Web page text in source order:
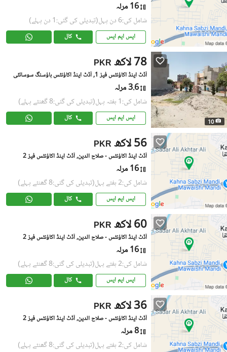
16 مرلہ
شامل کی:6 دن پہل (تبدیلی کی گئی:1 دن پہلے)
ایس ایم ایس کال
10
PKR 78 لاکھ
آڈٹ اینڈ اکاؤنٹس فیز 1, آڈٹ اینڈ اکاؤنٹس ہاؤسنگ سوسائٹی
3.6 مرلہ
شامل کی:1 ہفتہ پہل (تبدیلی کی گئی:8 گھنٹے پہلے)
ایس ایم ایس کال
PKR 56 لاکھ
آڈٹ اینڈ اکاؤنٹس - صلاح الدین, آڈٹ اینڈ اکاؤنٹس فیز 2
16 مرلہ
شامل کی:2 ہفتے پہل (تبدیلی کی گئی:8 گھنٹے پہلے)
ایس ایم ایس کال
PKR 60 لاکھ
آڈٹ اینڈ اکاؤنٹس - صلاح الدین, آڈٹ اینڈ اکاؤنٹس فیز 2
16 مرلہ
شامل کی:2 ہفتے پہل (تبدیلی کی گئی:8 گھنٹے پہلے)
ایس ایم ایس کال
PKR 36 لاکھ
آڈٹ اینڈ اکاؤنٹس - صلاح الدین, آڈٹ اینڈ اکاؤنٹس فیز 2
8 مرلہ
شامل کی:2 ہفتے پہل (تبدیلی کی گئی:8 گھنٹے پہلے)